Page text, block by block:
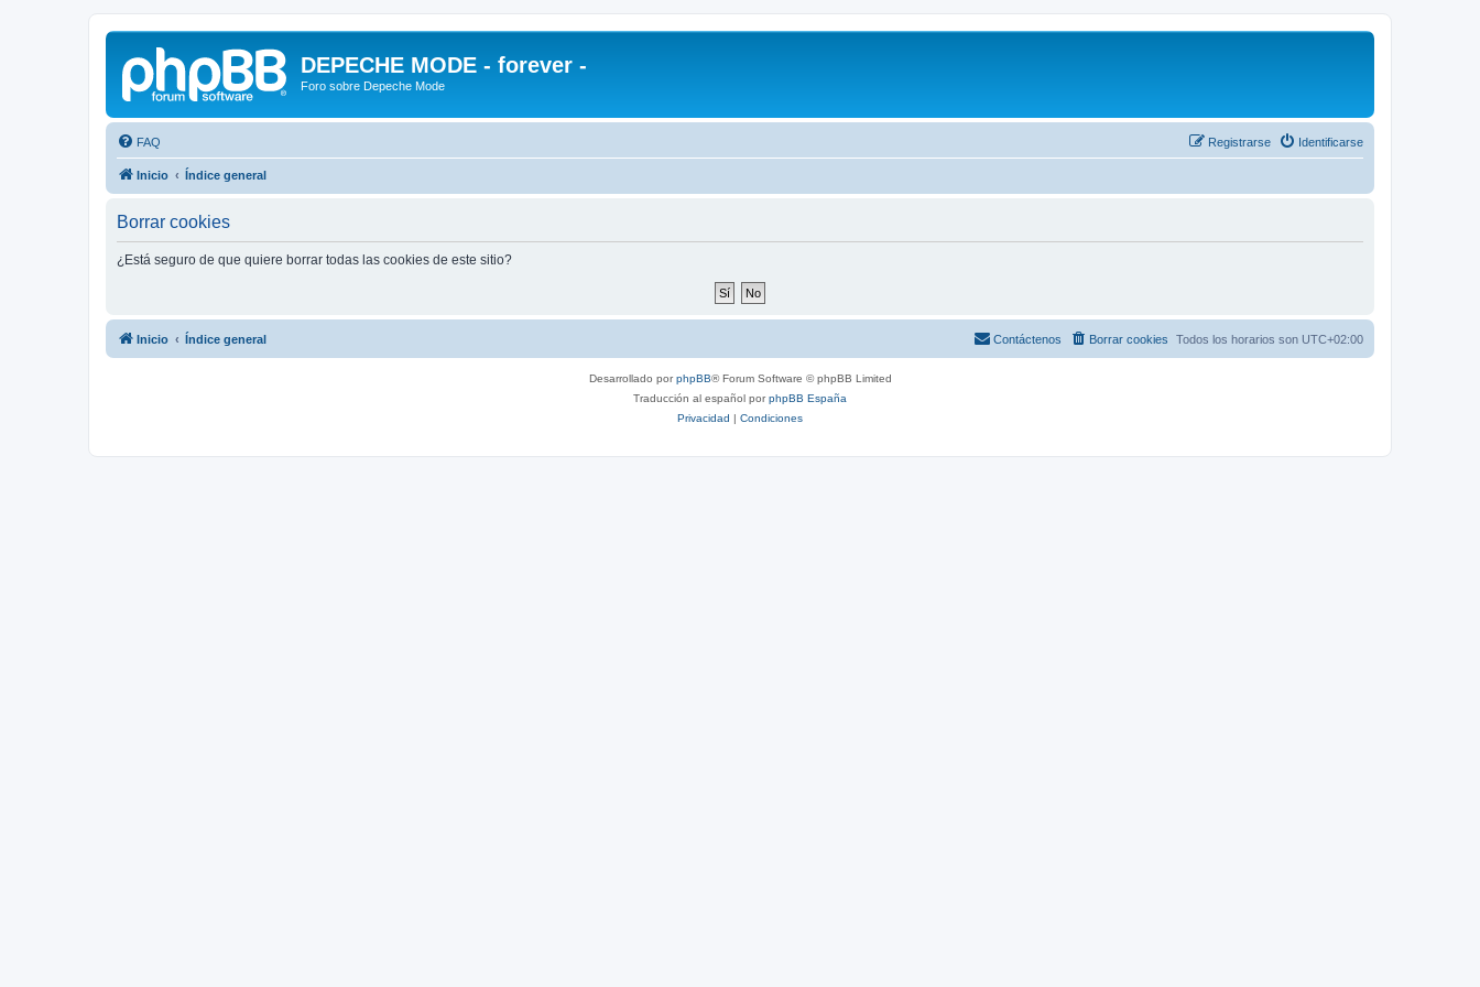
DEPECHE MODE - forever -
Foro sobre Depeche Mode
FAQ Identificarse
Registrarse
Inicio Índice general
Borrar cookies
¿Está seguro de que quiere borrar todas las cookies de este sitio?
Inicio Índice general Todos los horarios son UTC+02:00
Borrar cookies
Contáctenos
Desarrollado porphpBB® Forum Software © phpBB Limited
Traducción al español porphpBB España
Privacidad | Condiciones